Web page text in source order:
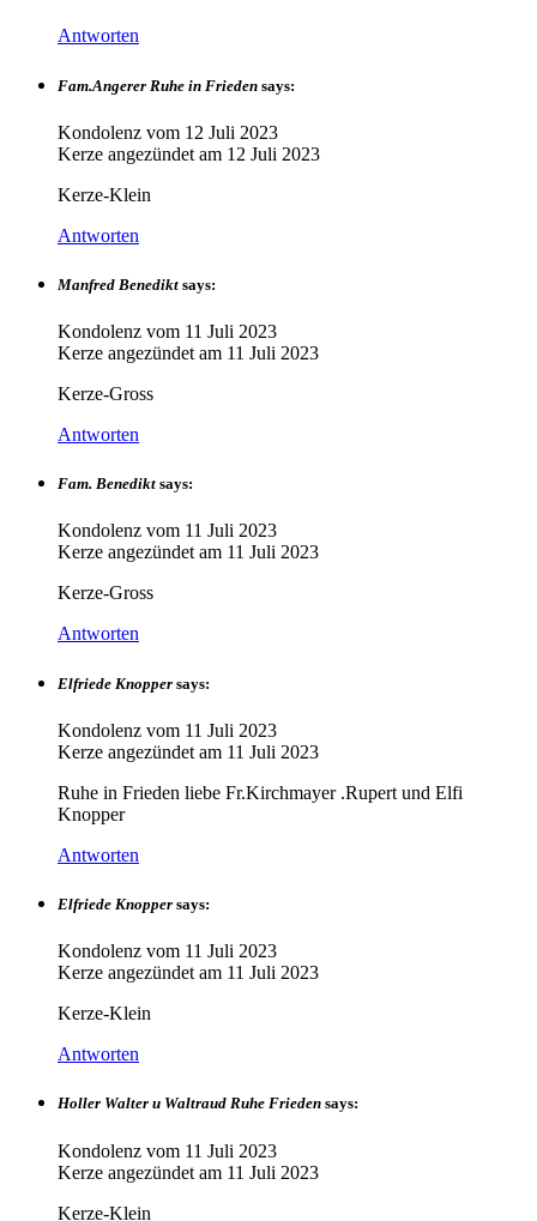
Antworten
Fam.Angerer Ruhe in Frieden says:
Kondolenz vom 12 Juli 2023
Kerze angezündet am 12 Juli 2023
Kerze-Klein
Antworten
Manfred Benedikt says:
Kondolenz vom 11 Juli 2023
Kerze angezündet am 11 Juli 2023
Kerze-Gross
Antworten
Fam. Benedikt says:
Kondolenz vom 11 Juli 2023
Kerze angezündet am 11 Juli 2023
Kerze-Gross
Antworten
Elfriede Knopper says:
Kondolenz vom 11 Juli 2023
Kerze angezündet am 11 Juli 2023
Ruhe in Frieden liebe Fr.Kirchmayer .Rupert und Elfi
Knopper
Antworten
Elfriede Knopper says:
Kondolenz vom 11 Juli 2023
Kerze angezündet am 11 Juli 2023
Kerze-Klein
Antworten
Holler Walter u Waltraud Ruhe Frieden says:
Kondolenz vom 11 Juli 2023
Kerze angezündet am 11 Juli 2023
Kerze-Klein